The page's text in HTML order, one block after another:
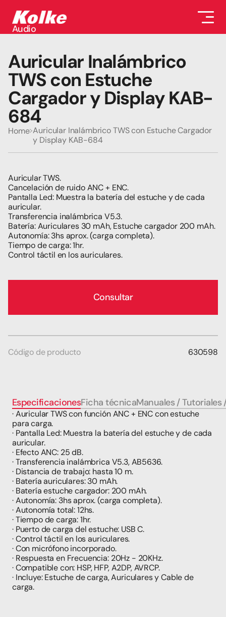
Audio
Auriculares
Conectividad
Gaming
Seguridad
Perifericos
Televisores
Tabletas
Auricular Inalámbrico
TWS con Estuche
Cargador y Display KAB-
684
Home Auricular Inalámbrico TWS con Estuche Cargador
y Display KAB-684
Auricular TWS.
Cancelación de ruido ANC + ENC.
Pantalla Led: Muestra la batería del estuche y de cada
auricular.
Transferencia inalámbrica V5.3.
Batería: Auriculares 30 mAh, Estuche cargador 200 mAh.
Autonomía: 3hs aprox. (carga completa).
Tiempo de carga: 1hr.
Control táctil en los auriculares.
Consultar
Código de producto 630598
EspecificacionesFicha técnicaManuales / Tutoriales
· Auricular TWS con función ANC + ENC con estuche
para carga.
· Pantalla Led: Muestra la batería del estuche y de cada
auricular.
· Efecto ANC: 25 dB.
· Transferencia inalámbrica V5.3, AB5636.
· Distancia de trabajo: hasta 10 m.
· Batería auriculares: 30 mAh.
· Batería estuche cargador: 200 mAh.
· Autonomía: 3hs aprox. (carga completa).
· Autonomía total: 12hs.
· Tiempo de carga: 1hr.
· Puerto de carga del estuche: USB C.
· Control táctil en los auriculares.
· Con micrófono incorporado.
· Respuesta en Frecuencia: 20Hz - 20KHz.
· Compatible con: HSP, HFP, A2DP, AVRCP.
· Incluye: Estuche de carga, Auriculares y Cable de
carga.